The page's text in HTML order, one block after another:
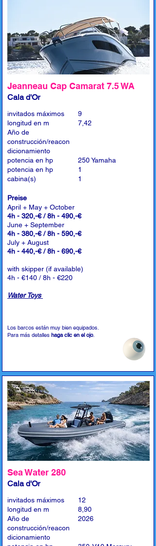
Jeanneau Cap Camarat 7.5 WA
Cala d'Or
invitados máximos
longitud en m
Año de
construcción/reacon
dicionamiento
potencia en hp
potencia en hp
cabina(s)
9
7,42
250 Yamaha
1
1
Preise
April + May + October
4h - 320,-€ / 8h - 490,-€
June + September
4h - 380,-€ / 8h - 590,-€
July + August
4h - 440,-€ / 8h - 690,-€
with skipper (if available)
4h - €140 / 8h - €220
Water Toys
Los barcos están muy bien equipados.
Para más detalles haga clic en el ojo.
Sea Water 280
Cala d'Or
invitados máximos
longitud en m
Año de
construcción/reacon
dicionamiento
12
8,90
2026